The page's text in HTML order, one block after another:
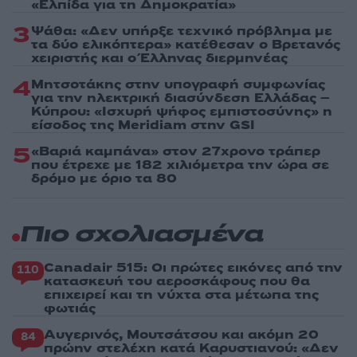
«Ελπίδα για τη Δημοκρατία»
3Ψάθα: «Δεν υπήρξε τεχνικό πρόβλημα με
τα δύο ελικόπτερα» κατέθεσαν ο Βρετανός
χειριστής και ο Έλληνας διερμηνέας
4Μητσοτάκης στην υπογραφή συμφωνίας
για την ηλεκτρική διασύνδεση Ελλάδας –
Κύπρου: «Ισχυρή ψήφος εμπιστοσύνης» η
είσοδος της Meridiam στην GSI
5«Βαριά καμπάνα» στον 27χρονο τράπερ
που έτρεχε με 182 χιλιόμετρα την ώρα σε
δρόμο με όριο τα 80
Πιο σχολιασμένα
110 Canadair 515: Οι πρώτες εικόνες από την
κατασκευή του αεροσκάφους που θα
επιχειρεί και τη νύχτα στα μέτωπα της
φωτιάς
84 Αυγερινός, Μουτσάτσου και ακόμη 20
πρώην στελέχη κατά Καρυστιανού: «Δεν